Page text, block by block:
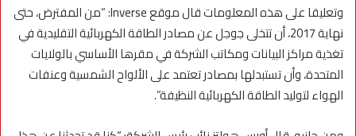
وتعليقا على هذه المعلومات قال موقع Inverse: “من المفترض، حتى
نهاية 2017، أن تتخلى جوجل عن مصادر الطاقة الكهربائية التقليدية في
تغذية مراكز البيانات ومكاتب الشركة في مقرها الأساسي بالولايات
المتحدة، وأن تستبدلها بمصادر تعتمد على الألواح الشمسية وعنفات
الهواء لتوليد الطاقة الكهربائية النظيفة”.